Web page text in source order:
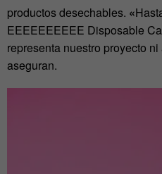
productos desechables. «
EEEEEEEEEE Disposable
representa nuestro proyecto
aseguran.